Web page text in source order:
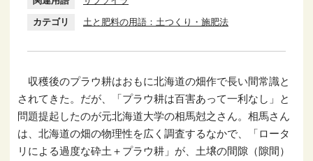
カテゴリ 土と肥料の用語：土つくり・施肥法
収穫後のプラウ耕はおもに北海道の畑作で長い間常識と
されてきた。だが、「プラウ耕は百害あって一利なし」と
問題提起したのが元北海道大学の相馬尅之さん。相馬さん
は、北海道の畑の物理性を広く調査するなかで、「ロータ
リによる過度な砕土＋プラウ耕」が、土壌の間隙（隙間）